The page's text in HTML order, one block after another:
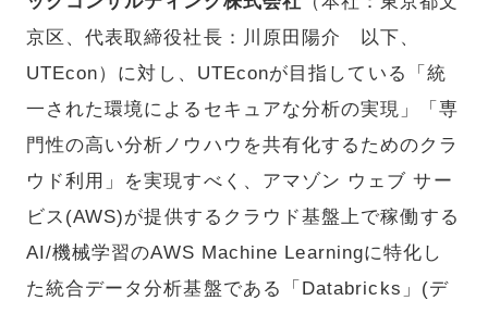
京区、代表取締役社長：川原田陽介 以下、
UTEcon）に対し、UTEconが目指している「統
一された環境によるセキュアな分析の実現」「専
門性の高い分析ノウハウを共有化するためのクラ
ウド利用」を実現すべく、アマゾン ウェブ サー
ビス(AWS)が提供するクラウド基盤上で稼働する
AI/機械学習のAWS Machine Learningに特化し
た統合データ分析基盤である「Databricks」(デ